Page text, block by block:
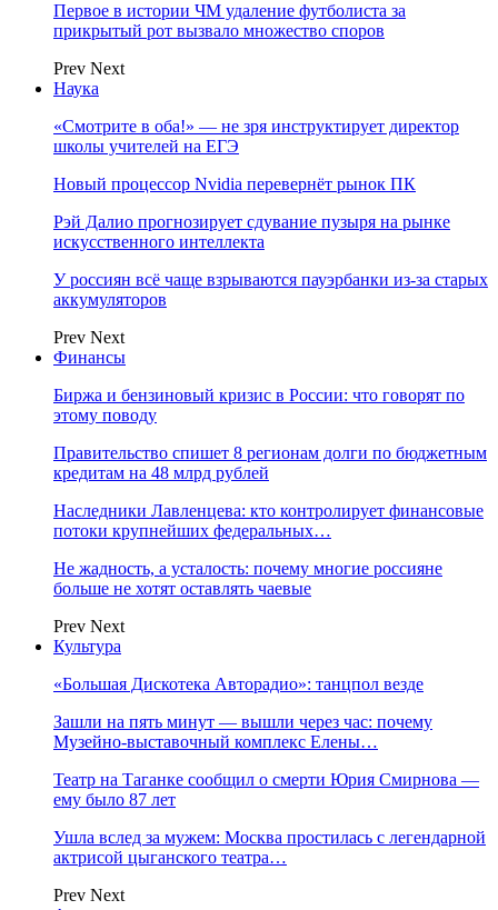
Первое в истории ЧМ удаление футболиста за
прикрытый рот вызвало множество споров
Prev Next
Наука
«Смотрите в оба!» — не зря инструктирует директор
школы учителей на ЕГЭ
Новый процессор Nvidia перевернёт рынок ПК
Рэй Далио прогнозирует сдувание пузыря на рынке
искусственного интеллекта
У россиян всё чаще взрываются пауэрбанки из-за старых
аккумуляторов
Prev Next
Финансы
Биржа и бензиновый кризис в России: что говорят по
этому поводу
Правительство спишет 8 регионам долги по бюджетным
кредитам на 48 млрд рублей
Наследники Лавленцева: кто контролирует финансовые
потоки крупнейших федеральных…
Не жадность, а усталость: почему многие россияне
больше не хотят оставлять чаевые
Prev Next
Культура
«Большая Дискотека Авторадио»: танцпол везде
Зашли на пять минут — вышли через час: почему
Музейно-выставочный комплекс Елены…
Театр на Таганке сообщил о смерти Юрия Смирнова —
ему было 87 лет
Ушла вслед за мужем: Москва простилась с легендарной
актрисой цыганского театра…
Prev Next